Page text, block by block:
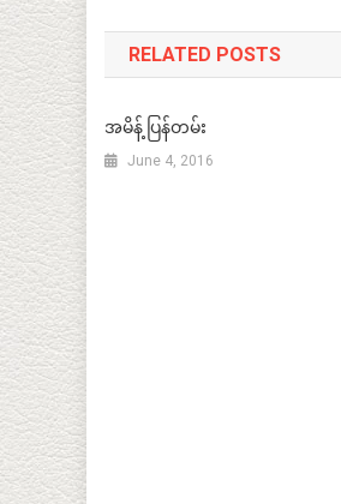
RELATED POSTS
အမိန့် ပြန်တမ်း
June 4, 2016